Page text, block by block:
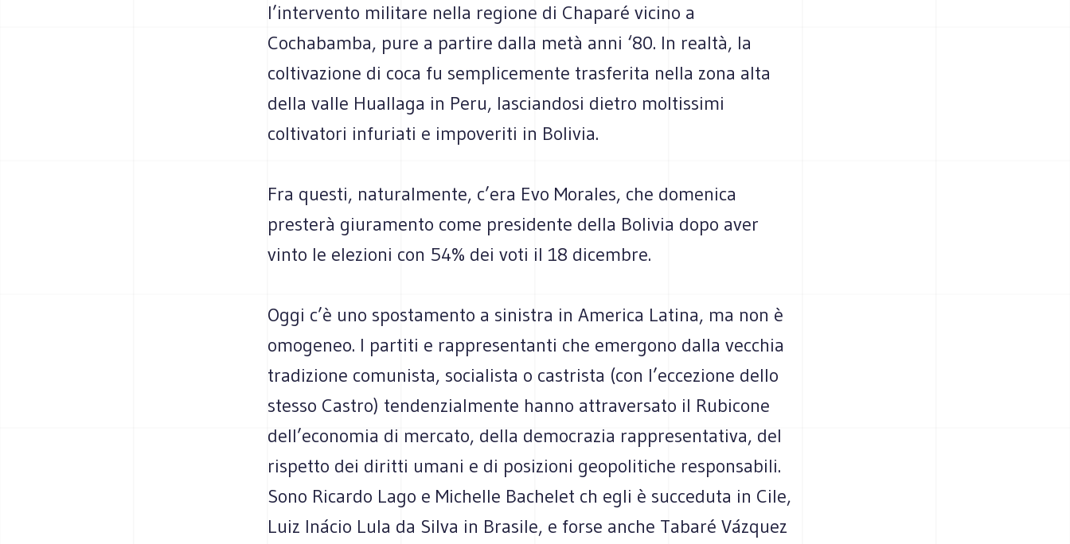
l’intervento militare nella regione di Chaparé vicino a
Cochabamba, pure a partire dalla metà anni ‘80. In realtà, la
coltivazione di coca fu semplicemente trasferita nella zona alta
della valle Huallaga in Peru, lasciandosi dietro moltissimi
coltivatori infuriati e impoveriti in Bolivia.
Fra questi, naturalmente, c’era Evo Morales, che domenica
presterà giuramento come presidente della Bolivia dopo aver
vinto le elezioni con 54% dei voti il 18 dicembre.
Oggi c’è uno spostamento a sinistra in America Latina, ma non è
omogeneo. I partiti e rappresentanti che emergono dalla vecchia
tradizione comunista, socialista o castrista (con l’eccezione dello
stesso Castro) tendenzialmente hanno attraversato il Rubicone
dell’economia di mercato, della democrazia rappresentativa, del
rispetto dei diritti umani e di posizioni geopolitiche responsabili.
Sono Ricardo Lago e Michelle Bachelet ch egli è succeduta in Cile,
Luiz Inácio Lula da Silva in Brasile, e forse anche Tabaré Vázquez